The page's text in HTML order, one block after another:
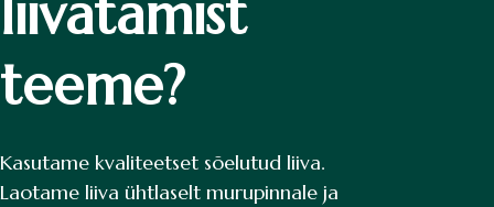
liivatamist
teeme?
Kasutame kvaliteetset sõelutud liiva.
Laotame liiva ühtlaselt murupinnale ja